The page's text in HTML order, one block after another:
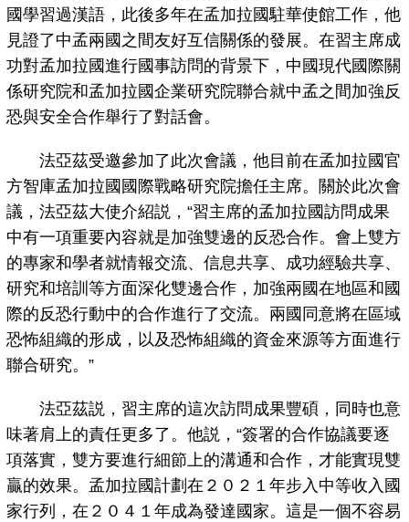
國學習過漢語，此後多年在孟加拉國駐華使館工作，他
見證了中孟兩國之間友好互信關係的發展。在習主席成
功對孟加拉國進行國事訪問的背景下，中國現代國際關
係研究院和孟加拉國企業研究院聯合就中孟之間加強反
恐與安全合作舉行了對話會。
法亞茲受邀參加了此次會議，他目前在孟加拉國官
方智庫孟加拉國國際戰略研究院擔任主席。關於此次會
議，法亞茲大使介紹説，“習主席的孟加拉國訪問成果
中有一項重要內容就是加強雙邊的反恐合作。會上雙方
的專家和學者就情報交流、信息共享、成功經驗共享、
研究和培訓等方面深化雙邊合作，加強兩國在地區和國
際的反恐行動中的合作進行了交流。兩國同意將在區域
恐怖組織的形成，以及恐怖組織的資金來源等方面進行
聯合研究。”
法亞茲説，習主席的這次訪問成果豐碩，同時也意
味著肩上的責任更多了。他説，“簽署的合作協議要逐
項落實，雙方要進行細節上的溝通和合作，才能實現雙
贏的效果。孟加拉國計劃在２０２１年步入中等收入國
家行列，在２０４１年成為發達國家。這是一個不容易